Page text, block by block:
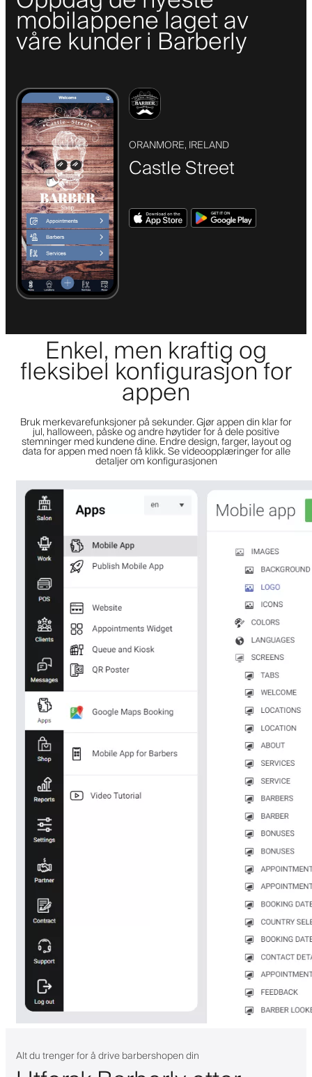
mobilappene laget av
våre kunder i Barberly
ORANMORE, IRELAND
Castle Street
Enkel, men kraftig og
fleksibel konfigurasjon for
appen
Bruk merkevarefunksjoner på sekunder. Gjør appen din klar for
jul, halloween, påske og andre høytider for å dele positive
stemninger med kundene dine. Endre design, farger, layout og
data for appen med noen få klikk. Se videoopplæringer for alle
detaljer om konfigurasjonen
Alt du trenger for å drive barbershopen din